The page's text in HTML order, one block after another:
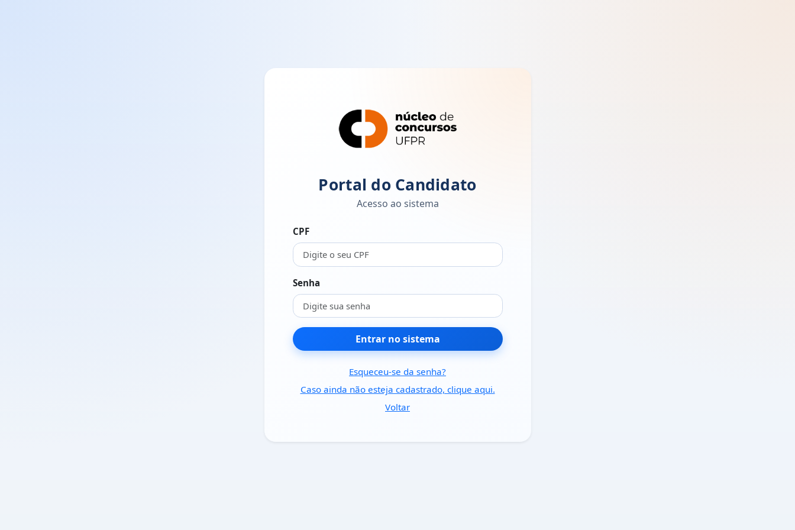
Portal do Candidato
Acesso ao sistema
CPF
Senha
Entrar no sistema
Esqueceu-se da senha?
Caso ainda não esteja cadastrado, clique aqui.
Voltar